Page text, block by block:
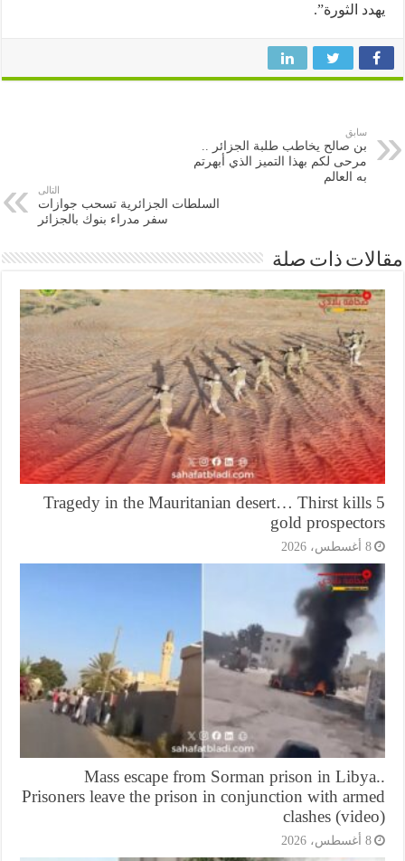
الثورة”.
بن صالح يخاطب طلبة الجزائر ..
مرحى لكم بهذا التميز الذي أبهرتم
به العالم
السلطات الجزائرية تسحب جوازات
سفر مدراء بنوك بالجزائر
ذات صلة
Tragedy in the Mauritanian desert… Thirst
gold
Mass escape from Sorman prison in
Prisoners leave the prison in conjunction with
clashes